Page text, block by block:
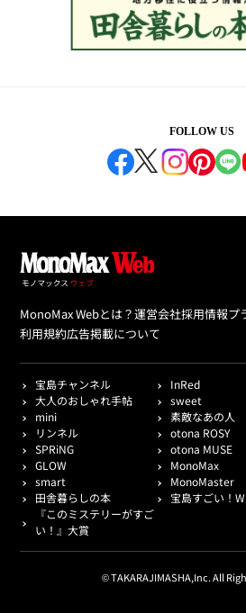
FOLLOW US
MonoMax Webとは？運営会社採用情報プ
利用規約広告掲載について
宝島チャンネル
InRed
大人のおしゃれ手帖
sweet
mini
素敵なあの人
リンネル
otona ROSY
SPRiNG
otona MUSE
GLOW
MonoMax
smart
MonoMaster
田舎暮らしの本
宝島すごい！
『このミステリーがすご
い！』大賞
© TAKARAJIMASHA,Inc. All